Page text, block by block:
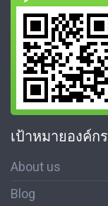
เป้าหมายองค์กร
About us
Blog